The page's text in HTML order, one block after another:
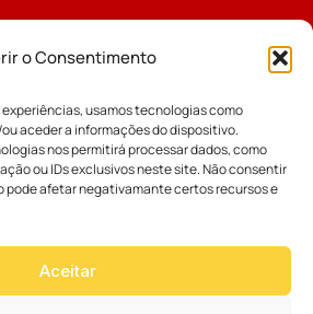
o Consentimento
usamos tecnologias como
aceder a informações do dispositivo.
nos permitirá processar dados, como
ou IDs exclusivos neste site. Não consentir
pode afetar negativamante certos recursos e
Aceitar
Cúria Diocesana
Fundo Diocesano
Vicariatos da Educação